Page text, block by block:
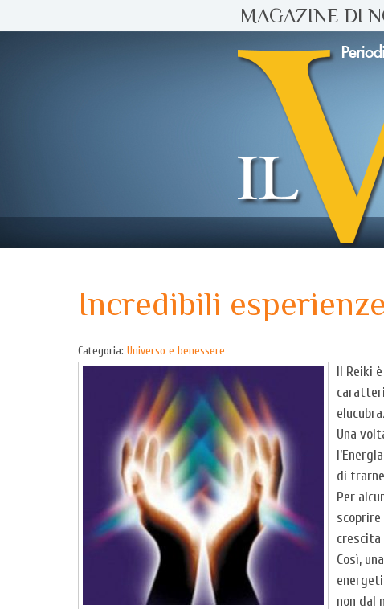
MAGAZINE DI
Incredibili
Categoria: Universo e benessere
Il Reiki
Una
di
Per
crescita
Così,
non dal